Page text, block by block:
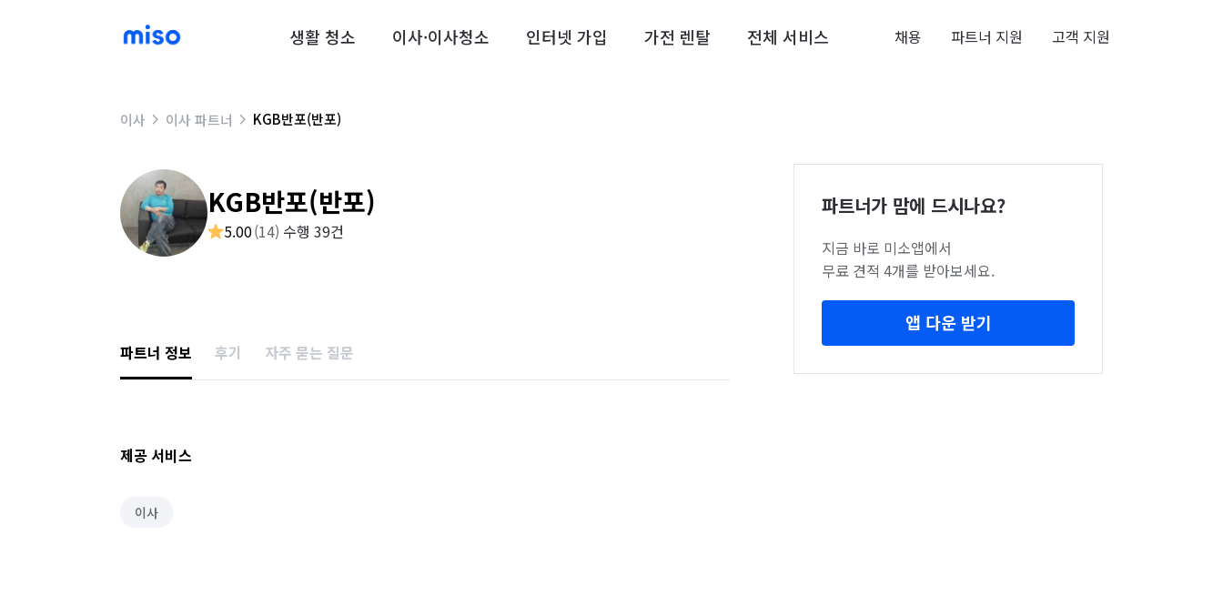
생활 청소 이사·이사청소 인터넷 가입 가전 렌탈 전체 서비스 채용 파트너 지원 고객 지원
이사 이사 파트너 KGB반포(반포)
KGB반포(반포)
5.00(14) 수행 39건
파트너 정보 후기 자주 묻는 질문
제공 서비스
이사
파트너가 맘에 드시나요?
지금 바로 미소앱에서
무료 견적 4개를 받아보세요.
앱 다운 받기